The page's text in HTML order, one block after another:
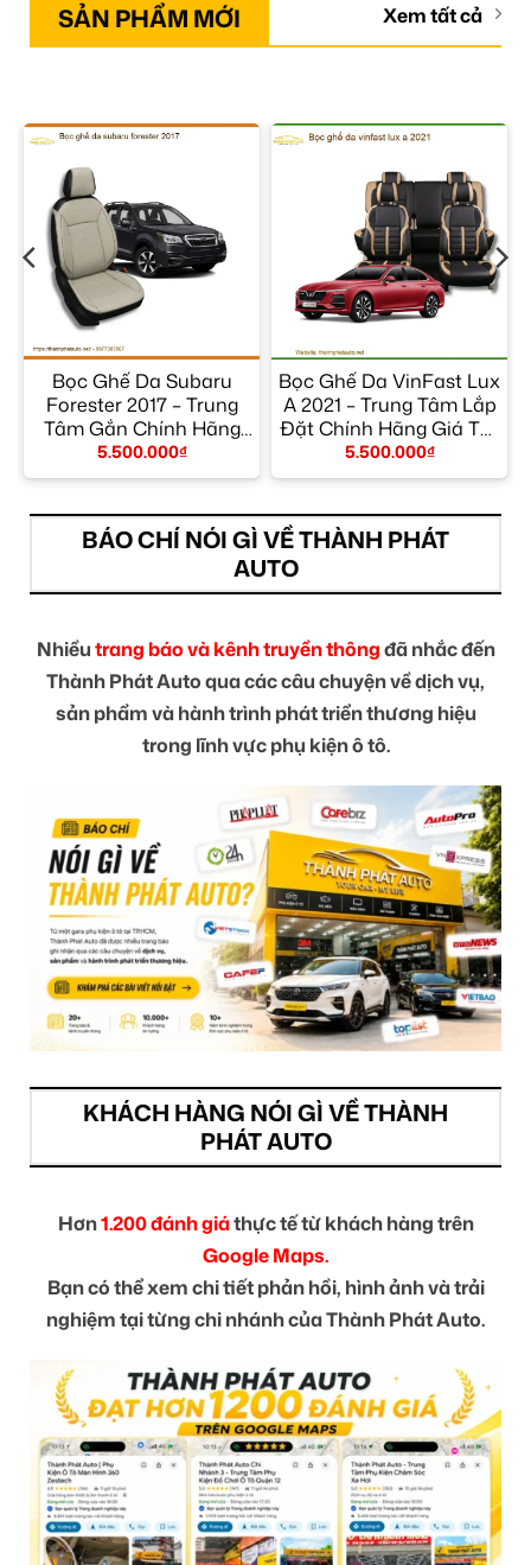
SẢN PHẨM MỚI Xem tất cả
Bọc Ghế Da Subaru
Forester 2017 – Trung
Tâm Gắn Chính Hãng
Giá Tốt TPHCM
5.500.000₫
Bọc Ghế Da VinFast Lux
A 2021 – Trung Tâm Lắp
Đặt Chính Hãng Giá Tốt
TPHCM
5.500.000₫
BÁO CHÍ NÓI GÌ VỀ THÀNH PHÁT
AUTO
Nhiềutrang báo và kênh truyền thôngđã nhắc đến
Thành Phát Auto qua các câu chuyện về dịch vụ,
sản phẩm và hành trình phát triển thương hiệu
trong lĩnh vực phụ kiện ô tô.
KHÁCH HÀNG NÓI GÌ VỀ THÀNH
PHÁT AUTO
Hơn1.200 đánh giáthực tế từ khách hàng trên
Google Maps.
Bạn có thể xem chi tiết phản hồi, hình ảnh và trải
nghiệm tại từng chi nhánh của Thành Phát Auto.